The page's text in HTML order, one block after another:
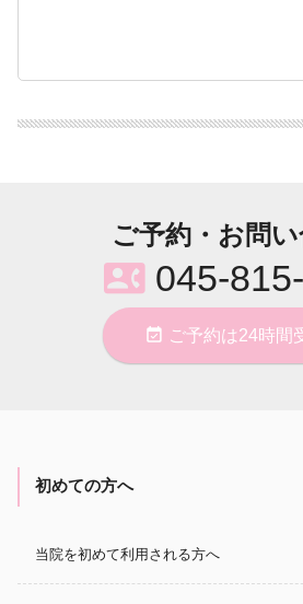
ご予約・お問
contact_phone045-
event_available ご予約は24時間
初めての方へ
当院を初めて利用される方へ